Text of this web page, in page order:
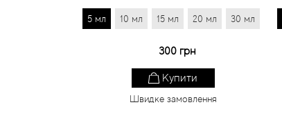
5 мл 10 мл 15 мл 20 мл 30 мл
300 грн
Купити
Швидке замовлення